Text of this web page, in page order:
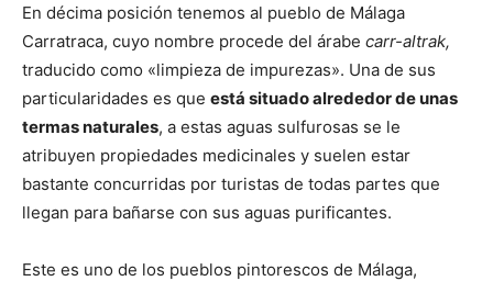
En décima posición tenemos al pueblo de Málaga
Carratraca, cuyo nombre procede del árabe carr-altrak,
traducido como «limpieza de impurezas». Una de sus
particularidades es que está situado alrededor de unas
termas naturales, a estas aguas sulfurosas se le
atribuyen propiedades medicinales y suelen estar
bastante concurridas por turistas de todas partes que
llegan para bañarse con sus aguas purificantes.
Este es uno de los pueblos pintorescos de Málaga,